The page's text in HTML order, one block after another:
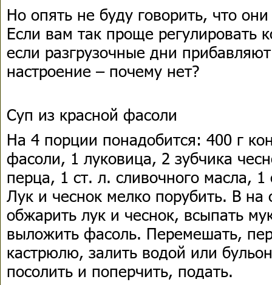
Но опять не буду говорить, что
Если вам так проще регулировать
если разгрузочные дни
настроение – почему нет?
Суп из красной фасоли
На 4 порции понадобится: 400 г
фасоли, 1 луковица, 2 зубчика
перца, 1 ст. л. сливочного масла,
Лук и чеснок мелко порубить. В на
обжарить лук и чеснок, всыпать
выложить фасоль. Перемешать,
кастрюлю, залить водой или
посолить и поперчить, подать.